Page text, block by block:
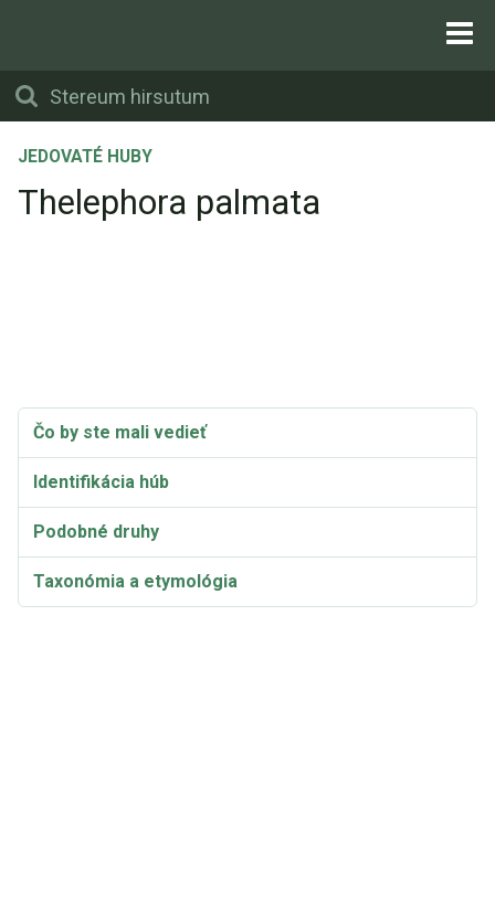
JEDOVATÉ HUBY
Thelephora palmata
Čo by ste mali vedieť
Identifikácia húb
Podobné druhy
Taxonómia a etymológia